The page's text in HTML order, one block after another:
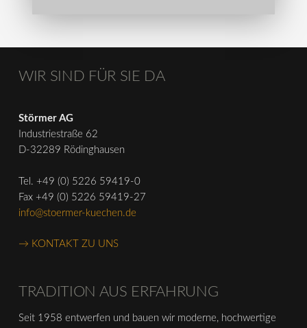
WIR SIND FÜR SIE DA
Störmer AG
Industriestraße 62
D-32289 Rödinghausen
Tel. +49 (0) 5226 59419-0
Fax +49 (0) 5226 59419-27
info@stoermer-kuechen.de
→ KONTAKT ZU UNS
TRADITION AUS ERFAHRUNG
Seit 1958 entwerfen und bauen wir moderne, hochwertige